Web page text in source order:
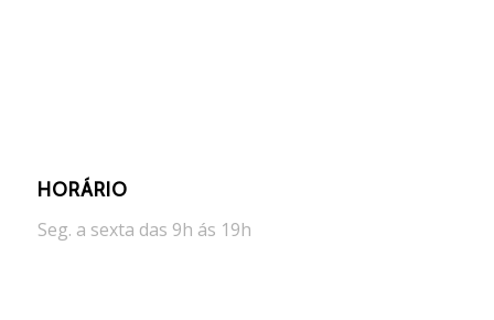
HORÁRIO
Seg. a sexta das 9h ás 19h